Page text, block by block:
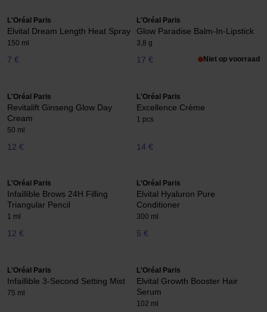
L'Oréal Paris
Elvital Dream Length Heat Spray
150 ml
7 €
L'Oréal Paris
Glow Paradise Balm-In-Lipstick
3,8 g
17 € Niet op voorraad
L'Oréal Paris
Revitalift Ginseng Glow Day
Cream
50 ml
12 €
L'Oréal Paris
Excellence Crème
1 pcs
14 €
L'Oréal Paris
Infaillible Brows 24H Filling
Triangular Pencil
1 ml
12 €
L'Oréal Paris
Elvital Hyaluron Pure
Conditioner
300 ml
5 €
L'Oréal Paris
Infaillible 3-Second Setting Mist
75 ml
L'Oréal Paris
Elvital Growth Booster Hair
Serum
102 ml